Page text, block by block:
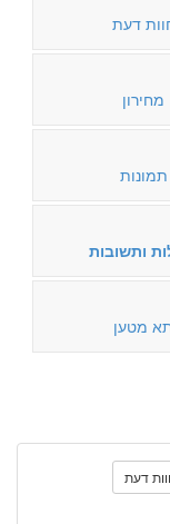
דעת
מחירון
תמונות
ותשובות
מטען
דעת